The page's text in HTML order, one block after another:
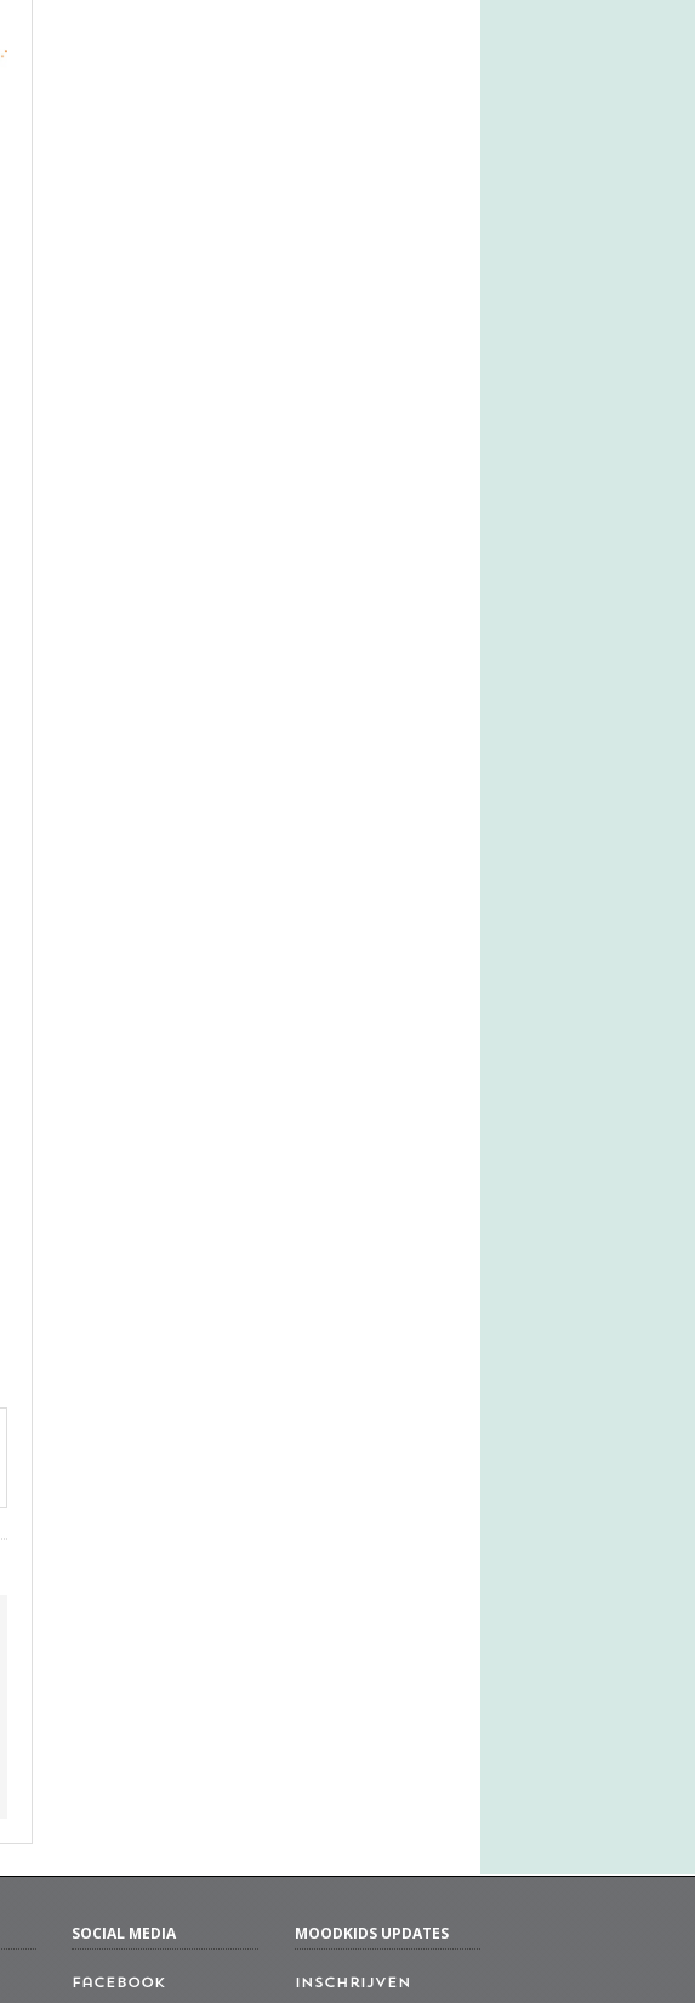
SOCIAL MEDIA
Facebook
MOODKIDS UPDATES
Inschrijven